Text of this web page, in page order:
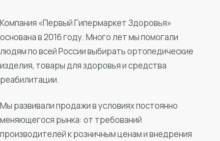
Компания «Первый Гипермаркет Здоровья»
основана в 2016 году. Много лет мы помогали
людям по всей России выбирать ортопедические
изделия, товары для здоровья и средства
реабилитации.
Мы развивали продажи в условиях постоянно
меняющегося рынка: от требований
производителей к розничным ценам и внедрения